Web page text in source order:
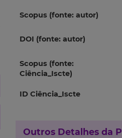
Scopus (fonte: autor)
DOI (fonte: autor)
Scopus (fonte:
Ciência_Iscte)
ID Ciência_Iscte
Outros Detalhes da